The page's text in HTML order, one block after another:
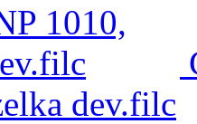
dev.filc